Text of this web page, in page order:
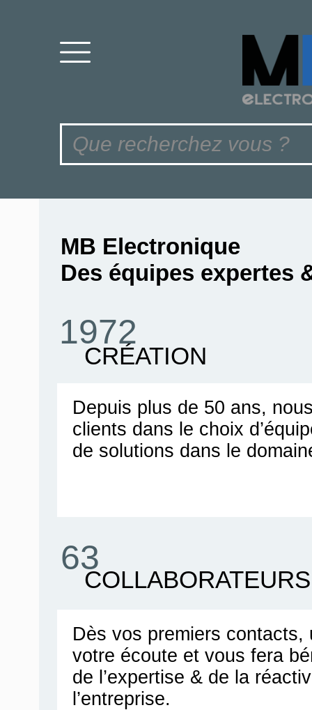
1972
MB Electronique
Des équipes expertes
63
CRÉATION
COLLABORATEURS
Dès vos premiers contacts,
votre écoute et vous fera
de l’expertise & de la
l’entreprise.
Depuis plus de 50 ans,
clients dans le choix
de solutions dans le